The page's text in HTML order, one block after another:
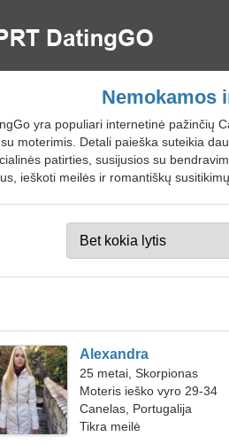
Nemokamos
yra populiari internetinė pažinčių
moterimis. Detali paieška suteikia
patirties, susijusios su
ieškoti meilės ir romantiškų
Alexandra
25 metai, Skorpionas
Moteris ieško vyro 29-34
Canelas, Portugalija
Tikra meilė